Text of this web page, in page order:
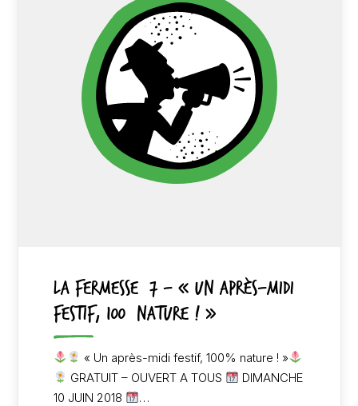
LA FERMESSE #7 – « Un après-midi
festif, 100% nature ! »
« Un après-midi festif, 100% nature ! »
GRATUIT – OUVERT A TOUS
DIMANCHE
10 JUIN 2018
…